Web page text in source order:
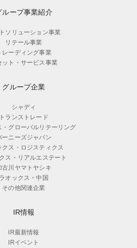
ループ事業紹介
ソリューション事業
リテール事業
レーディング事業
ット・サービス事業
グループ企業
シャディ
トランストレード
・グローバルリテーリング
ーニーズジャパン
クス・ロジスティクス
ス・リアルエステート
古川ヤマトヤシキ
ラオックス・中国
その他関連企業
IR情報
IR最新情報
IRイベント